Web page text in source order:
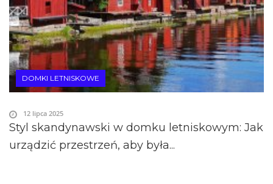
DOMKI LETNISKOWE
Styl skandynawski w domku letniskowym: Jak
urządzić przestrzeń, aby była...
12 lipca 2025